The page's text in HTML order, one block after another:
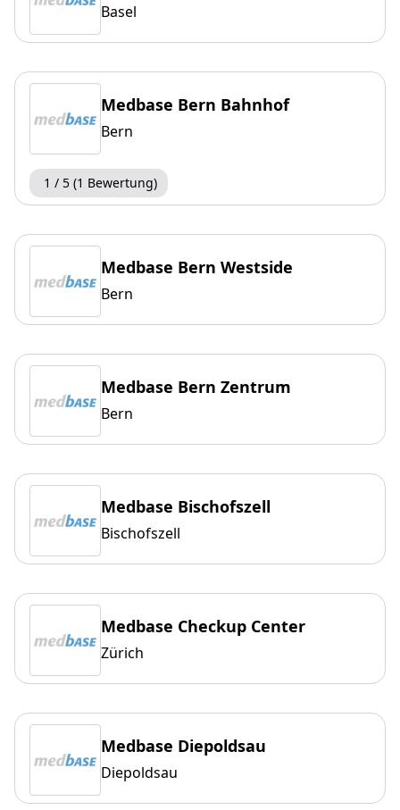
Basel
Medbase Bern Bahnhof
Bern
1 / 5 (1 Bewertung)
Medbase Bern Westside
Bern
Medbase Bern Zentrum
Bern
Medbase Bischofszell
Bischofszell
Medbase Checkup Center
Zürich
Medbase Diepoldsau
Diepoldsau